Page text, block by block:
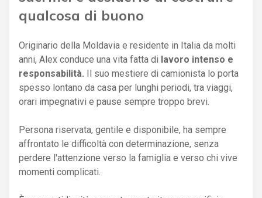
qualcosa di buono
Originario della Moldavia e residente in Italia da molti
anni, Alex conduce una vita fatta di lavoro intenso e
responsabilità. Il suo mestiere di camionista lo porta
spesso lontano da casa per lunghi periodi, tra viaggi,
orari impegnativi e pause sempre troppo brevi.
Persona riservata, gentile e disponibile, ha sempre
affrontato le difficoltà con determinazione, senza
perdere l'attenzione verso la famiglia e verso chi vive
momenti complicati.